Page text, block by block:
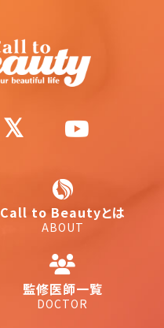
Call to Beautyとは
ABOUT
監修医師一覧
DOCTOR